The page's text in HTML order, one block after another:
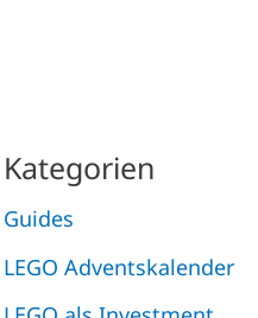
Kategorien
Guides
LEGO Adventskalender